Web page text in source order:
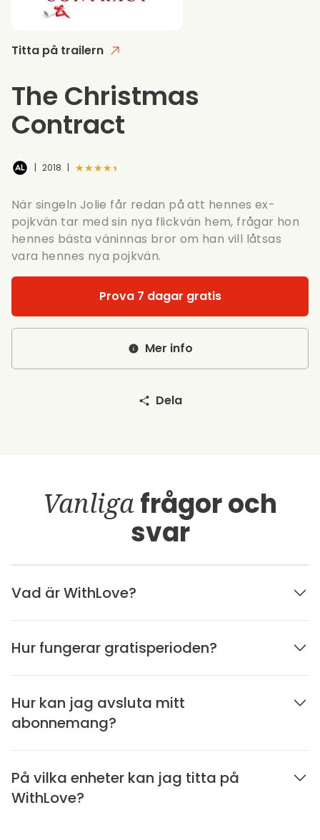
Titta på trailern
The Christmas
Contract
| 2018 | ★★★★★
När singeln Jolie får redan på att hennes ex-
pojkvän tar med sin nya flickvän hem, frågar hon
hennes bästa väninnas bror om han vill låtsas
vara hennes nya pojkvän.
Prova 7 dagar gratis
Mer info
Dela
Vanligafrågor och
svar
Vad är WithLove?
Hur fungerar gratisperioden?
Hur kan jag avsluta mitt
abonnemang?
På vilka enheter kan jag titta på
WithLove?